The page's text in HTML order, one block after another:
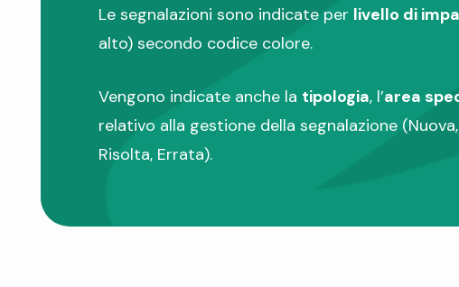
Le segnalazioni sono indicate per livello di
alto) secondo codice colore.
Vengono indicate anche la tipologia, l’area
relativo alla gestione della segnalazione
Risolta, Errata).